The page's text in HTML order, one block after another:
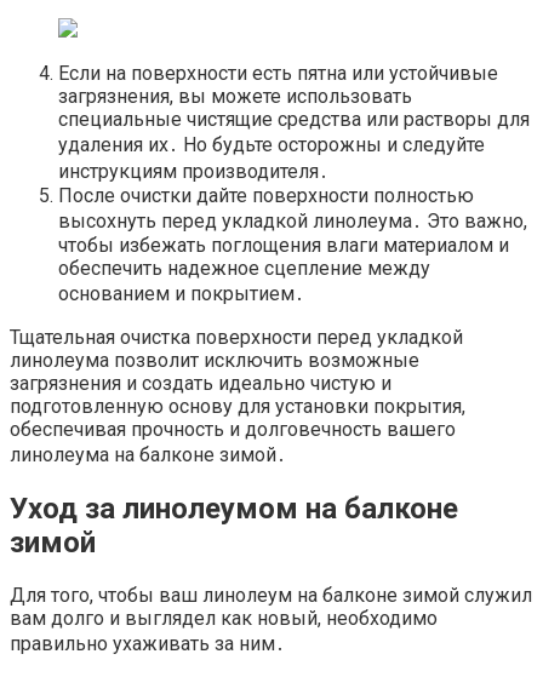
Если на поверхности есть пятна или устойчивые
загрязнения, вы можете использовать
специальные чистящие средства или растворы для
удаления их․ Но будьте осторожны и следуйте
инструкциям производителя․
После очистки дайте поверхности полностью
высохнуть перед укладкой линолеума․ Это важно,
чтобы избежать поглощения влаги материалом и
обеспечить надежное сцепление между
основанием и покрытием․
Тщательная очистка поверхности перед укладкой
линолеума позволит исключить возможные
загрязнения и создать идеально чистую и
подготовленную основу для установки покрытия,
обеспечивая прочность и долговечность вашего
линолеума на балконе зимой․
Уход за линолеумом на балконе
зимой
Для того, чтобы ваш линолеум на балконе зимой служил
вам долго и выглядел как новый, необходимо
правильно ухаживать за ним․